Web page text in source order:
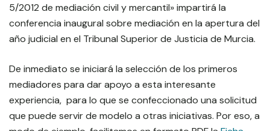
5/2012 de mediación civil y mercantil» impartirá la
conferencia inaugural sobre mediación en la apertura del
año judicial en el Tribunal Superior de Justicia de Murcia.
De inmediato se iniciará la selección de los primeros
mediadores para dar apoyo a esta interesante
experiencia, para lo que se confeccionado una solicitud
que puede servir de modelo a otras iniciativas. Por eso, a